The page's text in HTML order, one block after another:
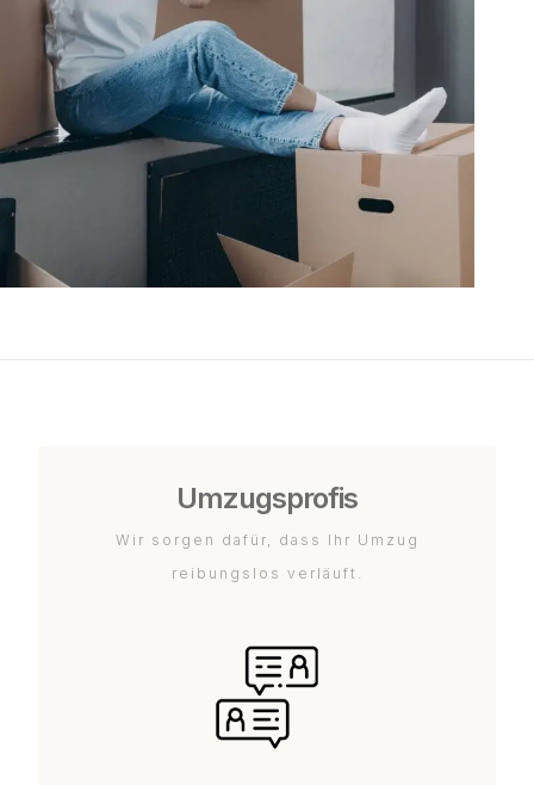
Umzugsprofis
Wir sorgen dafür, dass Ihr Umzug
reibungslos verläuft.